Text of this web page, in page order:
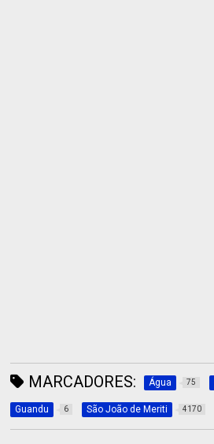
MARCADORES: Água 75
Guandu 6 São João de Meriti 4170